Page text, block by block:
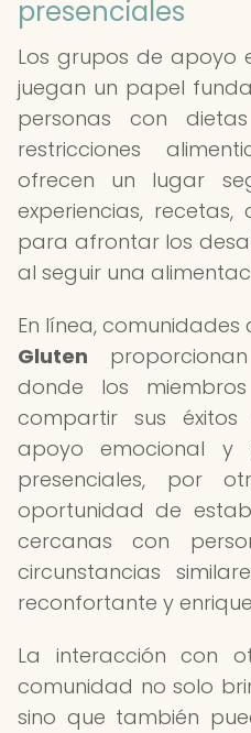
presenciales
Los grupos de apoyo
juegan un papel
personas con
restricciones
ofrecen un lugar
experiencias, recetas,
para afrontar los
al seguir una
En línea,
Gluten
donde los
compartir sus
apoyo emocional y
presenciales, por
oportunidad de
cercanas con
circunstancias
reconfortante y
La interacción con
comunidad no solo
sino que también